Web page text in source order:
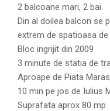
2 balcoane mari, 2 bai.
Din al doilea balcon se
extrem de spatioasa
Bloc ingrijit din 2009
3 minute de statia de
Aproape de Piata
10 min pe jos de Iulius
Suprafata aprox 80 mp